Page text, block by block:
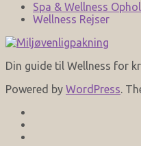
Spa & Wellness
Wellness Rejser
Din guide til Wellness for
Powered by WordPress.